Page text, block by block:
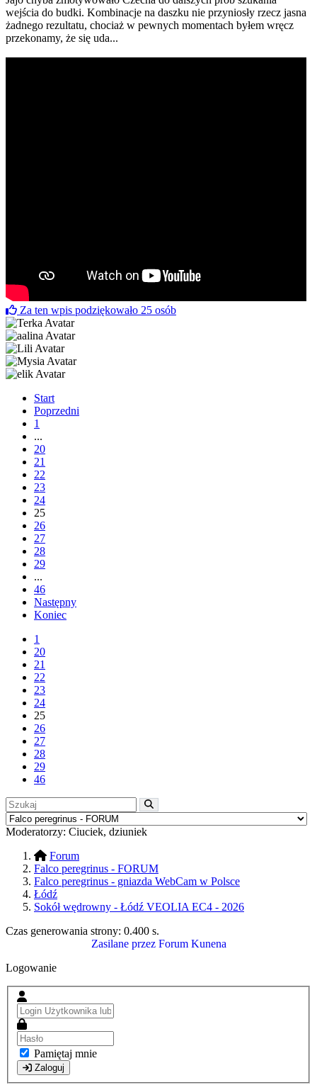
wejścia do budki. Kombinacje na daszku nie przyniosły rzecz jasna
żadnego rezultatu, chociaż w pewnych momentach byłem wręcz
przekonamy, że się uda...
Za ten wpis podziękowało 25 osób
Start
Poprzedni
1
...
20
21
22
23
24
25
26
27
28
29
...
46
Następny
Koniec
1
20
21
22
23
24
25
26
27
28
29
46
Moderatorzy: Ciuciek, dziuniek
Forum
Falco peregrinus - FORUM
Falco peregrinus - gniazda WebCam w Polsce
Łódź
Sokół wędrowny - Łódź VEOLIA EC4 - 2026
Czas generowania strony: 0.400 s.
Zasilane przez Forum Kunena
Logowanie
Pamiętaj mnie
Zaloguj